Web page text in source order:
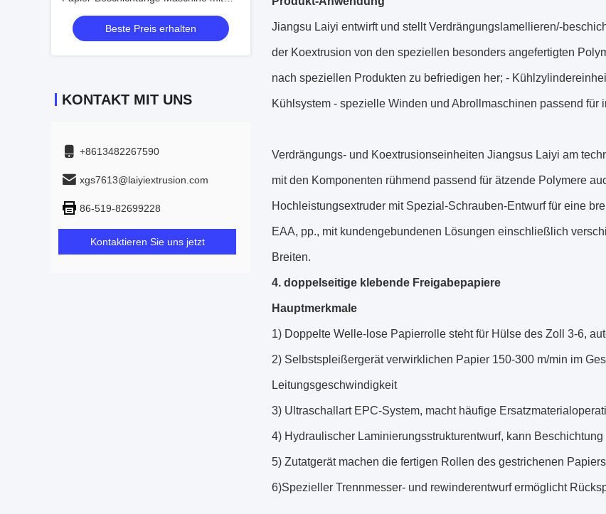
guter Adhäsions-Fähigkeit
Beste Preis erhalten
KONTAKT MIT UNS
+8613482267590
xgs7613@laiyiextrusion.com
86-519-82699228
Kontaktieren Sie uns jetzt
Jiangsu Laiyi entwirft und stellt Verdrängungslamellieren/-
der Koextrusion von den speziellen besonders angefertigten
nach speziellen Produkten zu befriedigen her; -
Kühlsystem - spezielle Winden und Abrollmaschinen passend
Verdrängungs- und Koextrusionseinheiten Jiangsus Laiyi am
mit den Komponenten rühmend passend für ätzende Polymere
Hochleistungsextruder mit Spezial-Schrauben-Entwurf für eine
EAA, pp., mit kundengebundenen Lösungen einschließlich
Breiten.
4. doppelseitige klebende Freigabepapiere
Hauptmerkmale
1) Doppelte Welle-lose Papierrolle steht für Hülse des Zoll 3-6,
2) Selbstspleißergerät verwirklichen Papier 150-300 m/min im
Leitungsgeschwindigkeit
3) Ultraschallart EPC-System, macht häufige
4) Hydraulischer Laminierungsstrukturentwurf, kann
5) Zutatgerät machen die fertigen Rollen des gestrichenen
6)Spezieller Trennmesser- und rewinderentwurf ermöglicht